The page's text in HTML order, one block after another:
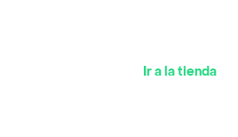
Ir a la tienda